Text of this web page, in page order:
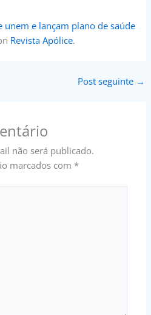
unem e lançam plano de saúde
Revista Apólice.
Post seguinte →
não será publicado.
marcados com *